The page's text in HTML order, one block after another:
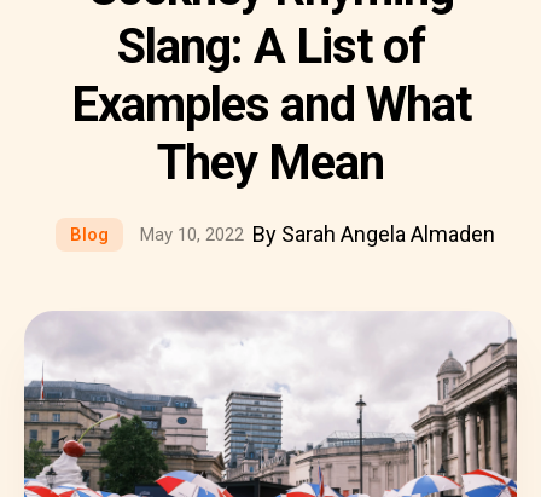
Slang: A List of
Examples and What
They Mean
Blog May 10, 2022 By Sarah Angela Almaden